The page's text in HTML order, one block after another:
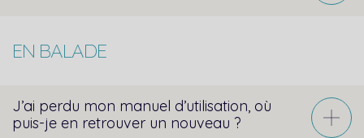
EN BALADE
J’ai perdu mon manuel d’utilisation, où
puis-je en retrouver un nouveau ?